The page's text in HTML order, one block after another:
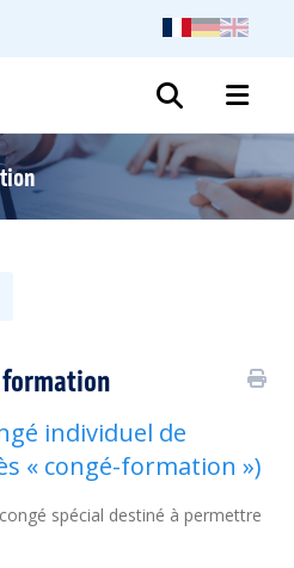
individuel de
« congé-formation »)
spécial destiné à permettre